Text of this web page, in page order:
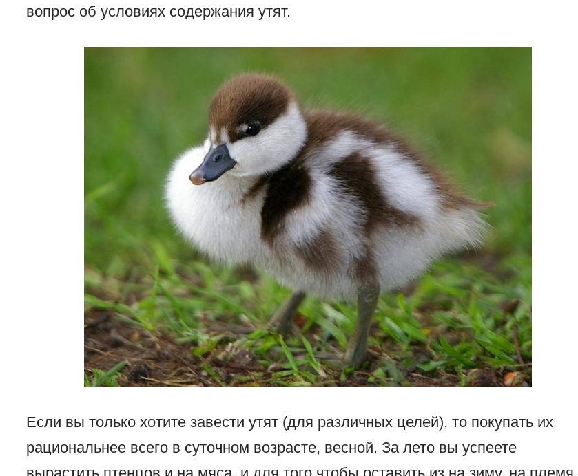
вопрос об условиях содержания утят.
Если вы только хотите завести утят (для различных целей), то покупать их
рациональнее всего в суточном возрасте, весной. За лето вы успеете